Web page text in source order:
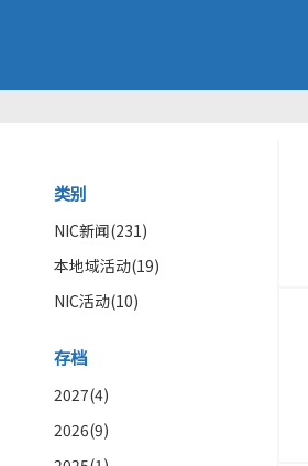
类别
NIC新闻(231)
本地域活动(19)
NIC活动(10)
存档
2027(4)
2026(9)